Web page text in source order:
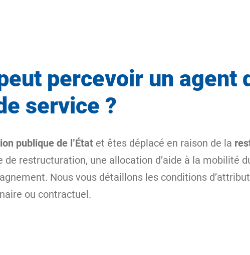
percevoir un agent
service ?
publique de l’État et êtes déplacé en raison de la
de restructuration, une allocation d’aide à la mobilité
Nous vous détaillons les conditions
ou contractuel.